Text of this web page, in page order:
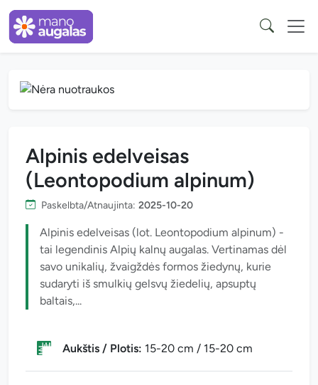
Alpinis edelveisas
(Leontopodium alpinum)
Paskelbta/Atnaujinta: 2025-10-20
Alpinis edelveisas (lot. Leontopodium alpinum) -
tai legendinis Alpių kalnų augalas. Vertinamas dėl
savo unikalių, žvaigždės formos žiedynų, kurie
sudaryti iš smulkių gelsvų žiedelių, apsuptų
baltais,...
Aukštis / Plotis: 15-20 cm / 15-20 cm